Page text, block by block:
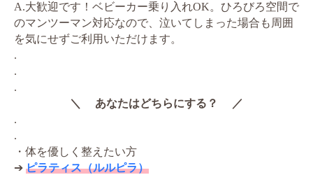
A.大歓迎です！ベビーカー乗り入れOK。ひろびろ空間で
のマンツーマン対応なので、泣いてしまった場合も周囲
を気にせずご利用いただけます。
.
.
.
＼ あなたはどちらにする？ ／
.
.
・体を優しく整えたい方
➔ ピラティス（ルルピラ）